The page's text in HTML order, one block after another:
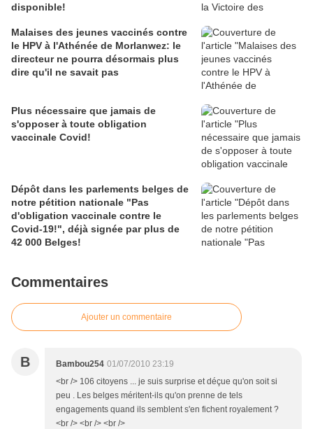
disponible!
Malaises des jeunes vaccinés contre
le HPV à l'Athénée de Morlanwez: le
directeur ne pourra désormais plus
dire qu'il ne savait pas
Plus nécessaire que jamais de
s'opposer à toute obligation
vaccinale Covid!
Dépôt dans les parlements belges de
notre pétition nationale "Pas
d'obligation vaccinale contre le
Covid-19!", déjà signée par plus de
42 000 Belges!
Commentaires
Ajouter un commentaire
B Bambou254 01/07/2010 23:19
<br /> 106 citoyens ... je suis surprise et déçue qu'on soit si
peu . Les belges méritent-ils qu'on prenne de tels
engagements quand ils semblent s'en fichent royalement ?
<br /> <br /> <br />